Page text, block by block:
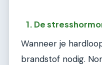
1. De
Wanneer je
brandstof nodig.